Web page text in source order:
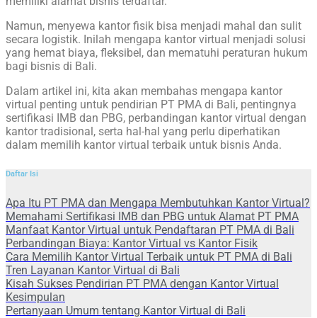
Namun, menyewa kantor fisik bisa menjadi mahal dan sulit
secara logistik. Inilah mengapa kantor virtual menjadi solusi
yang hemat biaya, fleksibel, dan mematuhi peraturan hukum
bagi bisnis di Bali.
Dalam artikel ini, kita akan membahas mengapa kantor
virtual penting untuk pendirian PT PMA di Bali, pentingnya
sertifikasi IMB dan PBG, perbandingan kantor virtual dengan
kantor tradisional, serta hal-hal yang perlu diperhatikan
dalam memilih kantor virtual terbaik untuk bisnis Anda.
Daftar Isi
Apa Itu PT PMA dan Mengapa Membutuhkan Kantor Virtual?
Memahami Sertifikasi IMB dan PBG untuk Alamat PT PMA
Manfaat Kantor Virtual untuk Pendaftaran PT PMA di Bali
Perbandingan Biaya: Kantor Virtual vs Kantor Fisik
Cara Memilih Kantor Virtual Terbaik untuk PT PMA di Bali
Tren Layanan Kantor Virtual di Bali
Kisah Sukses Pendirian PT PMA dengan Kantor Virtual
Kesimpulan
Pertanyaan Umum tentang Kantor Virtual di Bali